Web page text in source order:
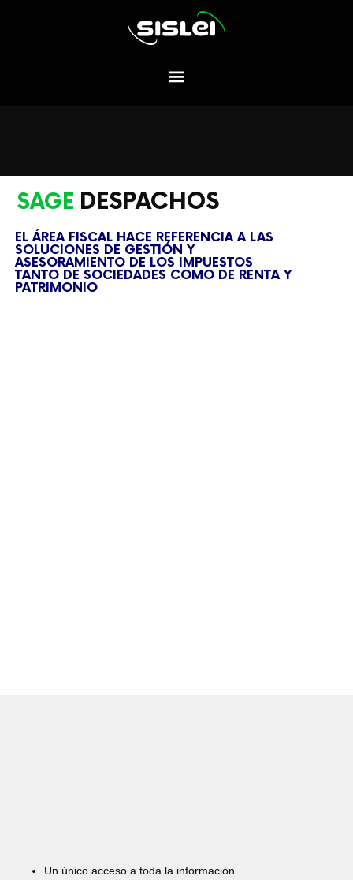
SAGE DESPACHOS
EL ÁREA FISCAL HACE REFERENCIA A LAS
SOLUCIONES DE GESTIÓN Y
ASESORAMIENTO DE LOS IMPUESTOS
TANTO DE SOCIEDADES COMO DE RENTA Y
PATRIMONIO
Un único acceso a toda la información.